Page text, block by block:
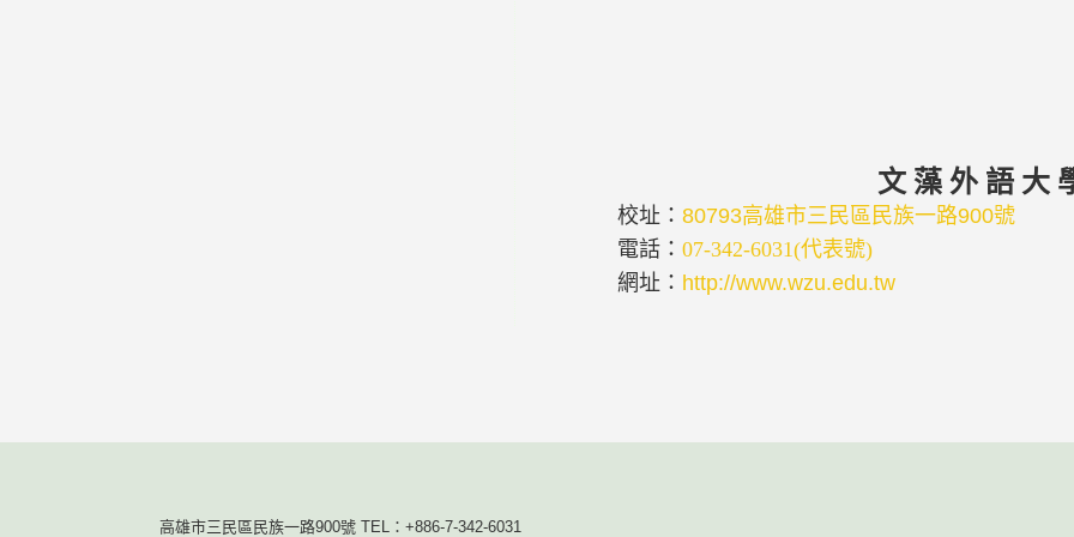
文 藻 外 語 大
校址： 80793高雄市三民區民族一路900號
電話： 07-342-6031(代表號)
網址： http://www.wzu.edu.tw
高雄市三民區民族一路900號 TEL：+886-7-342-6031